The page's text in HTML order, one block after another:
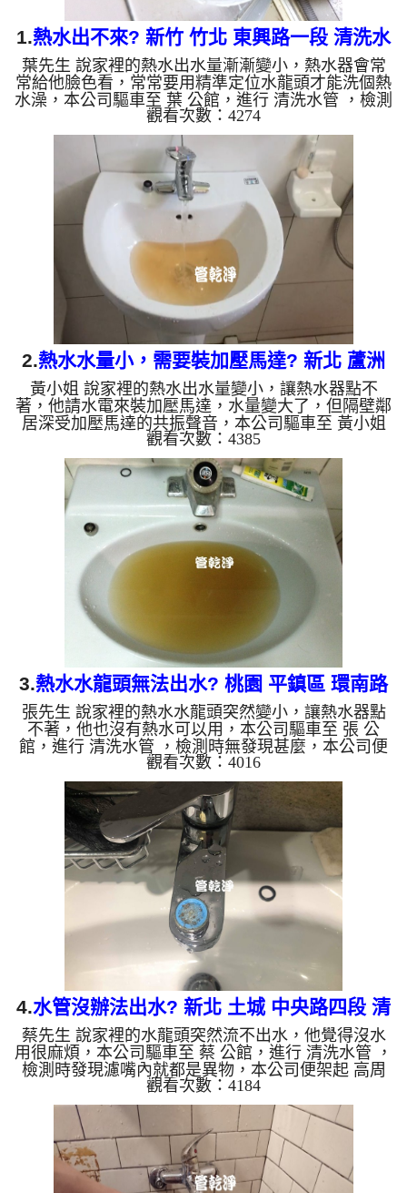
1.熱水出不來? 新竹 竹北 東興路一段 清洗水
管
葉先生 說家裡的熱水出水量漸漸變小，熱水器會常
常給他臉色看，常常要用精準定位水龍頭才能洗個熱
水澡，本公司驅車至 葉 公館，進行 清洗水管 ，檢測
時無發現甚麼，本公司便架起 高周波水管清洗機，
灌入 檸檬酸水 至管路裡面，等了約15分，開啟 水管
清洗機 ，啟動 螺旋波 模式，一開始就洗出髒水，顏
色越來越濃，源源不絕，越洗就越髒，劉禮臺下還留
了一堆異物，如下圖及影片，一個小時後， 熱水量
恢復正常了，葉先生不用擔心冬天沒熱水可用了!! 如
是自來水，如水管老化，會產生鐵鏽跟泥沙堆積，洗
出來的水就會是...
觀看次數：4274
2.熱水水量小，需要裝加壓馬達? 新北 蘆洲
水湳街 水管清洗
黃小姐 說家裡的熱水出水量變小，讓熱水器點不
著，他請水電來裝加壓馬達，水量變大了，但隔壁鄰
居深受加壓馬達的共振聲音，本公司驅車至 黃小姐
家，進行 洗水管 ，檢測時發險管壁上都是紅色管
垢，本公司便架起 高周波水管清洗機，灌入 檸檬酸
水 至管路裡面，等了約15分，開啟 水管清洗機 ，啟
動 脈衝 模式，一開始就洗出紅色繡水，顏色越來越
濃，源源不絕，越洗就越髒，如下圖及影片，一個小
時後， 熱水量恢復正常了，黃小姐不用開加壓馬達
也能正常用水了!! 如是自來水，如水管老化，會產生
鐵鏽跟泥沙堆積，洗出...
觀看次數：4385
3.熱水水龍頭無法出水? 桃園 平鎮區 環南路
洗水管
張先生 說家裡的熱水水龍頭突然變小，讓熱水器點
不著，他也沒有熱水可以用，本公司驅車至 張 公
館，進行 清洗水管 ，檢測時無發現甚麼，本公司便
架起 高周波水管清洗機，灌入 檸檬酸水 至管路裡
面，等了約15分，開啟 水管清洗機 ，啟動 脈衝 模
式，一開始就洗出髒水，顏色越來越濃，源源不絕，
越洗就越髒，如下圖及影片，一個小時後， 熱水量
恢復正常了，張先生有熱水可以洗澡了!! 如是自來
水，如水管老化，會產生鐵鏽跟泥沙堆積，洗出來的
水就會是咖啡色，地下水含有氧化錳，管壁上會結成
黑色管垢，洗出來的水會...
觀看次數：4016
4.水管沒辦法出水? 新北 土城 中央路四段 清
洗水管
蔡先生 說家裡的水龍頭突然流不出水，他覺得沒水
用很麻煩，本公司驅車至 蔡 公館，進行 清洗水管 ，
檢測時發現濾嘴內就都是異物，本公司便架起 高周
波水管清洗機，灌入 檸檬酸水 至管路裡面，等了約
15分，開啟 水管清洗機 ，啟動 脈衝 模式，一開始沒
洗出甚麼，沒多久便出現髒水，顏色越來越濃，源源
不絕，越洗就越髒，如下圖及影片，一個小時後，
水量恢復正常了，蔡先生有水可用了!! 如是自來水，
如水管老化，會產生鐵鏽跟泥沙堆積，洗出來的水就
觀看次數：4184